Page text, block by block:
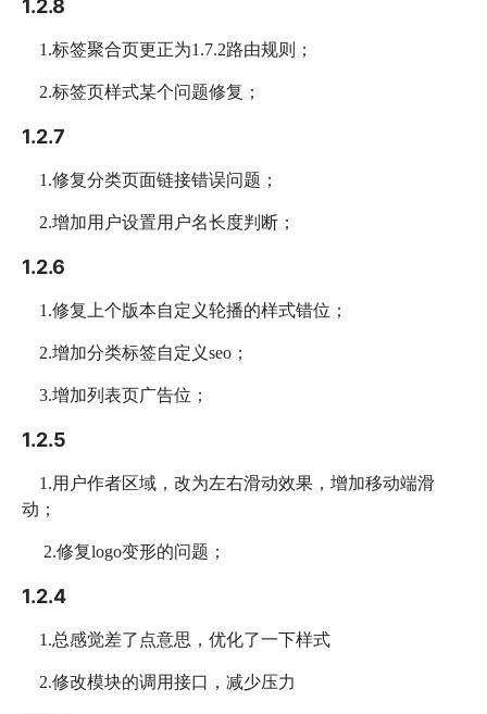
1.2.8
1.标签聚合页更正为1.7.2路由规则；
2.标签页样式某个问题修复；
1.2.7
1.修复分类页面链接错误问题；
2.增加用户设置用户名长度判断；
1.2.6
1.修复上个版本自定义轮播的样式错位；
2.增加分类标签自定义seo；
3.增加列表页广告位；
1.2.5
1.用户作者区域，改为左右滑动效果，增加移动端滑
动；
2.修复logo变形的问题；
1.2.4
1.总感觉差了点意思，优化了一下样式
2.修改模块的调用接口，减少压力